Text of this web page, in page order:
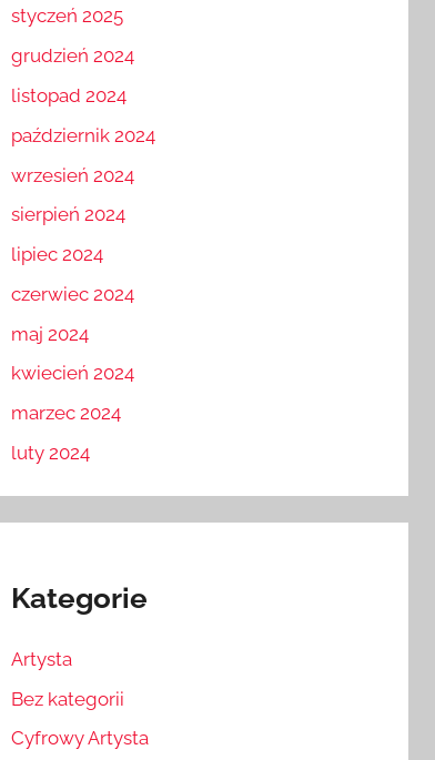
styczeń 2025
grudzień 2024
listopad 2024
październik 2024
wrzesień 2024
sierpień 2024
lipiec 2024
czerwiec 2024
maj 2024
kwiecień 2024
marzec 2024
luty 2024
Kategorie
Artysta
Bez kategorii
Cyfrowy Artysta